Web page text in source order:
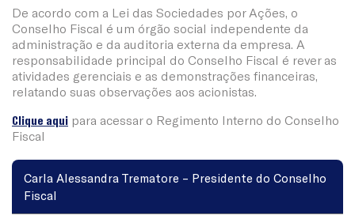
De acordo com a Lei das Sociedades por Ações, o
Conselho Fiscal é um órgão social independente da
administração e da auditoria externa da empresa. A
responsabilidade principal do Conselho Fiscal é rever as
atividades gerenciais e as demonstrações financeiras,
relatando suas observações aos acionistas.
Clique aqui para acessar o Regimento Interno do Conselho
Fiscal
Carla Alessandra Trematore – Presidente do Conselho
Fiscal